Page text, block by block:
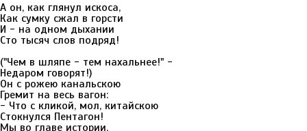
А он, как глянул искоса,
Как сумку сжал в горсти
И - на одном дыхании
Сто тысяч слов подряд!
("Чем в шляпе - тем нахальнее!" -
Недаром говорят!)
Он с рожею канальскою
Гремит на весь вагон:
- Что с кликой, мол, китайскою
Стокнулся Пентагон!
Мы во главе истории,